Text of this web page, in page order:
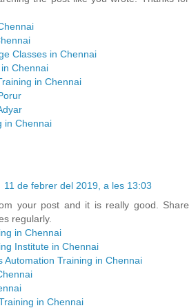
Classes in Chennai
Chennai
in Chennai
in Chennai
11 de febrer del 2019, a les 13:03
your post and it is really good. Share
regularly.
in Chennai
Institute in Chennai
Automation Training in Chennai
in Chennai